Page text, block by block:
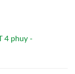
4 phuy -